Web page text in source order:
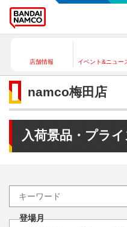
店舗情報 イベント&ニュー
namco梅田店
入荷景品・プラ
登場月